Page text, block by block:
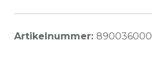
Artikelnummer: 890036000